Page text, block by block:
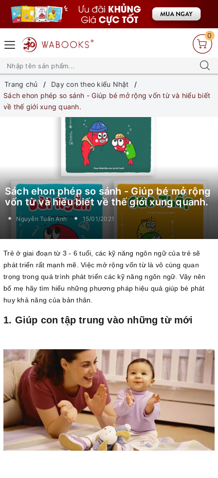
0
Trang chủ
Dạy con theo kiểu Nhật
Sách ehon phép so sánh - Giúp bé mở rộng vốn từ và hiểu biết
về thế giới xung quanh.
Sách ehon phép so sánh - Giúp bé mở rộng
vốn từ và hiểu biết về thế giới xung quanh.
Nguyễn Tuấn Anh 15/01/2021
Trẻ ở giai đoạn từ 3 - 6 tuổi, các kỹ năng ngôn ngữ của trẻ sẽ
phát triển rất mạnh mẽ. Việc mở rộng vốn từ là vô cùng quan
trọng trong quá trình phát triển các kỹ năng ngôn ngữ. Vậy nên
bố mẹ hãy tìm hiểu những phương pháp hiệu quả giúp bé phát
huy khả năng của bản thân.
1. Giúp con tập trung vào những từ mới